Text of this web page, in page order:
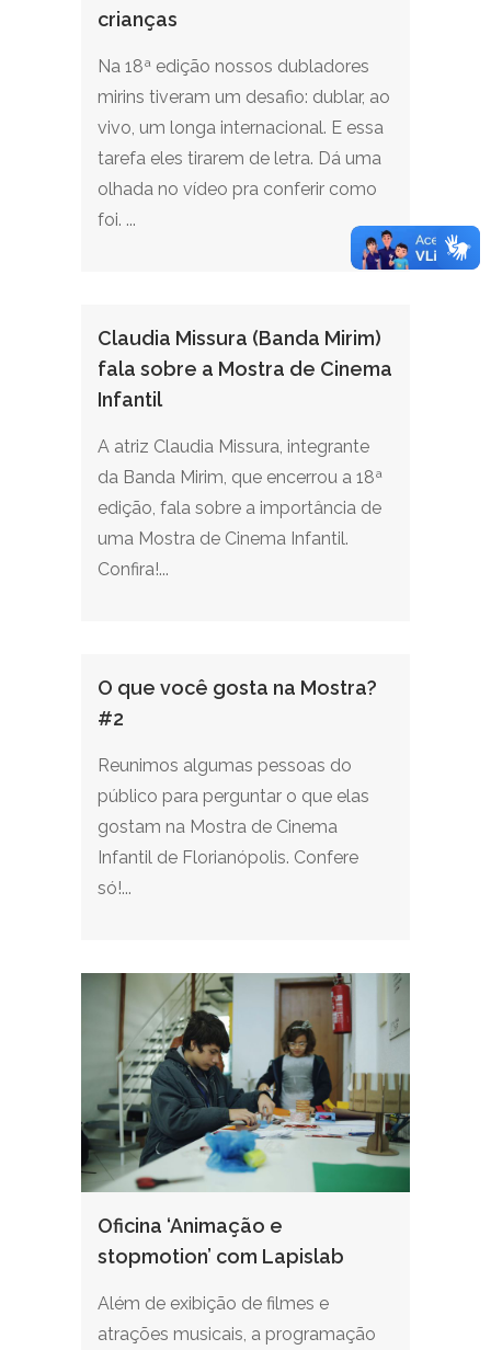
crianças
Na 18ª edição nossos dubladores
mirins tiveram um desafio: dublar, ao
vivo, um longa internacional. E essa
tarefa eles tirarem de letra. Dá uma
olhada no vídeo pra conferir como
foi. ...
Claudia Missura (Banda Mirim)
fala sobre a Mostra de Cinema
Infantil
A atriz Claudia Missura, integrante
da Banda Mirim, que encerrou a 18ª
edição, fala sobre a importância de
uma Mostra de Cinema Infantil.
Confira!...
O que você gosta na Mostra?
#2
Reunimos algumas pessoas do
público para perguntar o que elas
gostam na Mostra de Cinema
Infantil de Florianópolis. Confere
só!...
Oficina ‘Animação e
stopmotion’ com Lapislab
Além de exibição de filmes e
atrações musicais, a programação